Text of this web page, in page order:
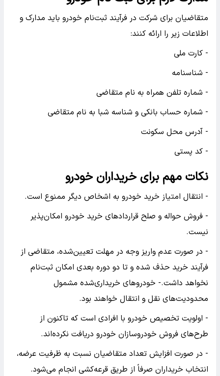
متقاضیان برای شرکت در فرآیند ثبت‌نام خودرو باید مدارک و
اطلاعات زیر را ارائه کنند:
- کارت ملی
- شناسنامه
- شماره تلفن همراه به نام متقاضی
- شماره حساب بانکی و شناسه شبا به نام متقاضی
- آدرس محل سکونت
- کد پستی
نکات مهم برای خریداران خودرو
- انتقال امتیاز خرید خودرو به اشخاص دیگر ممنوع است.
- فروش حواله و صلح قراردادهای خرید خودرو امکان‌پذیر
نیست.
- در صورت عدم واریز وجه در مهلت تعیین‌شده، متقاضی از
فرآیند خرید حذف شده و تا دو دوره بعدی امکان ثبت‌نام
نخواهد داشت.- خودروهای خریداری‌شده مشمول
محدودیت‌های نقل و انتقال خواهند بود.
- اولویت تخصیص خودرو با افرادی است که تاکنون از
طرح‌های فروش خودروسازان خودرو دریافت نکرده‌اند.
- در صورت افزایش تعداد متقاضیان نسبت به ظرفیت عرضه،
انتخاب خریداران صرفاً از طریق قرعه‌کشی انجام می‌شود.